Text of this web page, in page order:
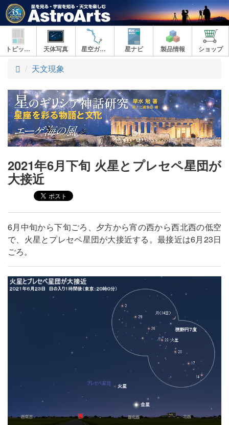
トピックス 天体写真 星空ガイド 星ナビ 製品情報 ショップ
ト
プ
天文現象
2021年6月下旬 火星とプレセペ星団が
大接近
6月中旬から下旬ごろ、夕方から宵の西から西北西の低空
で、火星とプレセペ星団が大接近する。最接近は6月23日
ごろ。